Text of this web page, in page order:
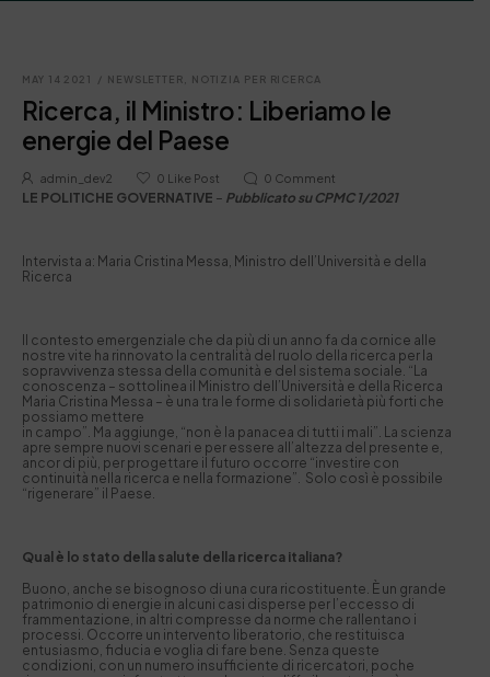
MAY 14 2021 / NEWSLETTER, NOTIZIA PER RICERCA
Ricerca, il Ministro: Liberiamo le
energie del Paese
admin_dev2 0 Like Post 0 Comment
LE POLITICHE GOVERNATIVE – Pubblicato su CPMC 1/2021
Intervista a: Maria Cristina Messa, Ministro dell’Università e della
Ricerca
Il contesto emergenziale che da più di un anno fa da cornice alle
nostre vite ha rinnovato la centralità del ruolo della ricerca per la
sopravvivenza stessa della comunità e del sistema sociale. “La
conoscenza – sottolinea il Ministro dell’Università e della Ricerca
Maria Cristina Messa – è una tra le forme di solidarietà più forti che
possiamo mettere
in campo”. Ma aggiunge, “non è la panacea di tutti i mali”. La scienza
apre sempre nuovi scenari e per essere all’altezza del presente e,
ancor di più, per progettare il futuro occorre “investire con
continuità nella ricerca e nella formazione”. Solo così è possibile
“rigenerare” il Paese.
Qual è lo stato della salute della ricerca italiana?
Buono, anche se bisognoso di una cura ricostituente. È un grande
patrimonio di energie in alcuni casi disperse per l’eccesso di
frammentazione, in altri compresse da norme che rallentano i
processi. Occorre un intervento liberatorio, che restituisca
entusiasmo, fiducia e voglia di fare bene. Senza queste
condizioni, con un numero insufficiente di ricercatori, poche